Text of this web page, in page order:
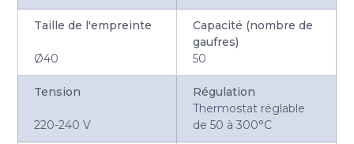
Taille de l'empreinte
Ø40
Capacité (nombre de
gaufres)
50
Tension
220-240 V
Régulation
Thermostat réglable
de 50 à 300°C